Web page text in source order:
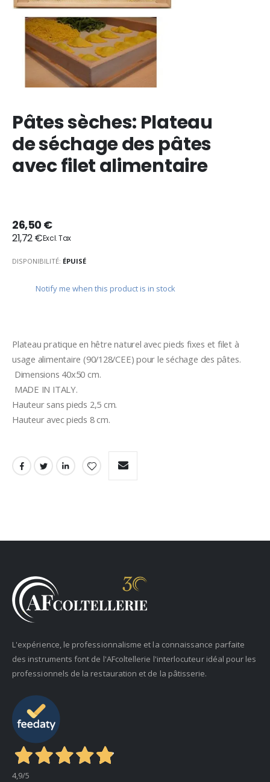
Pâtes sèches: Plateau
de séchage des pâtes
avec filet alimentaire
26,50 €
21,72 €
DISPONIBILITÉ: ÉPUISÉ
Notify me when this product is in stock
Plateau pratique en hêtre naturel avec pieds fixes et filet à
usage alimentaire (90/128/CEE) pour le séchage des pâtes.
Dimensions 40x50 cm.
Hauteur sans pieds 2,5 cm.
Hauteur avec pieds 8 cm.
L'expérience, le professionnalisme et la connaissance parfaite
des instruments font de l'AFcoltellerie l'interlocuteur idéal pour les
professionnels de la restauration et de la pâtisserie.
4,9/5